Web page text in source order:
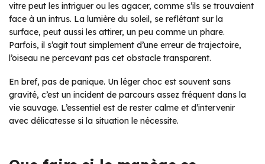
vitre peut les intriguer ou les agacer, comme s’ils se trouvaient
face à un intrus. La lumière du soleil, se reflétant sur la
surface, peut aussi les attirer, un peu comme un phare.
Parfois, il s’agit tout simplement d’une erreur de trajectoire,
l’oiseau ne percevant pas cet obstacle transparent.
En bref, pas de panique. Un léger choc est souvent sans
gravité, c’est un incident de parcours assez fréquent dans la
vie sauvage. L’essentiel est de rester calme et d’intervenir
avec délicatesse si la situation le nécessite.